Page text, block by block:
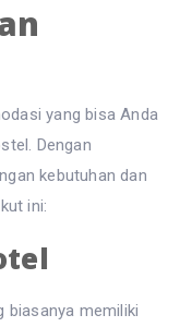
yang bisa Anda
Dengan
kebutuhan dan
ini:
biasanya memiliki